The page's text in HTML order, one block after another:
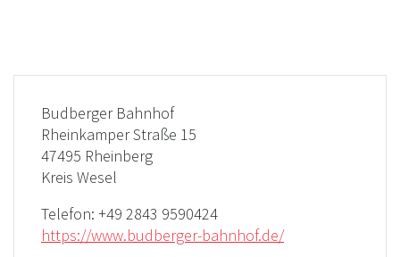
Budberger Bahnhof
Rheinkamper Straße 15
47495 Rheinberg
Kreis Wesel
Telefon: +49 2843 9590424
https://www.budberger-bahnhof.de/